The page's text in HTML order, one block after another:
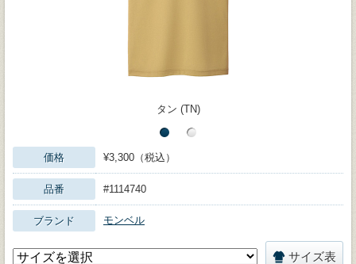
タン (TN)
価格 ¥3,300（税込）
品番 #1114740
ブランド モンベル
サイズ表